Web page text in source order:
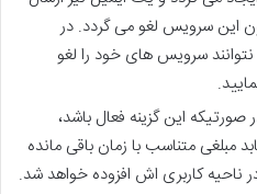
این سرویس لغو می گردد. در
سرویس های خود را لغو
صورتیکه این گزینه فعال باشد،
مبلغی متناسب با زمان باقی مانده
در ناحیه کاربری اش افزوده خواهد شد.